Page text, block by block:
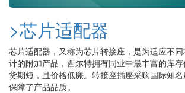
>芯片适配器
芯片适配器，又称为芯片转接座，是为适应不
计的附加产品，西尔特拥有同业中最丰富的库
货期短，且价格低廉。转接座插座采购国际知
保障了产品品质。